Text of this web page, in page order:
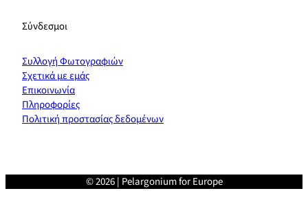
Σύνδεσμοι
Συλλογή Φωτογραφιών
Σχετικά με εμάς
Επικοινωνία
Πληροφορίες
Πολιτική προστασίας δεδομένων
© 2026 | Pelargonium for Europe